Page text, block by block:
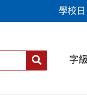
學校日
送出 字